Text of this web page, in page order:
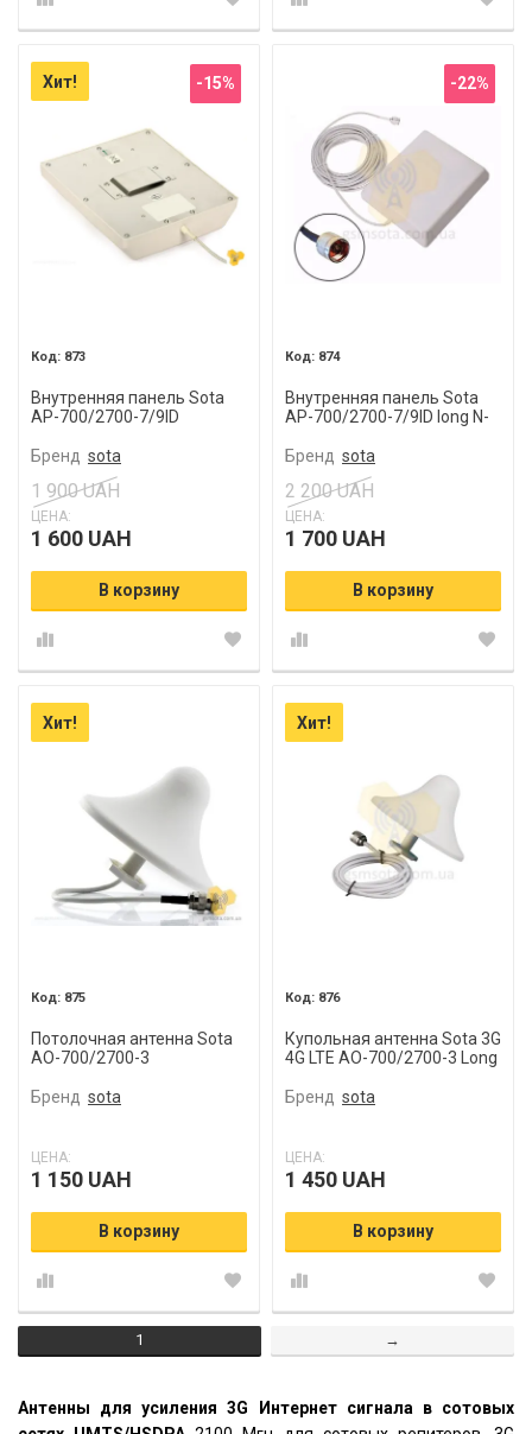
Хит! -15%
873
Внутренняя панель Sota
AP-700/2700-7/9ID
Бренд sota
1 900 UAH
ЦЕНА:
1 600 UAH
В корзину
-22%
874
Внутренняя панель Sota
AP-700/2700-7/9ID long N-
Бренд sota
2 200 UAH
ЦЕНА:
1 700 UAH
В корзину
Хит!
875
Потолочная антенна Sota
AO-700/2700-3
Бренд sota
ЦЕНА:
1 150 UAH
В корзину
Хит!
876
Купольная антенна Sota 3G
4G LTE AO-700/2700-3 Long
Бренд sota
ЦЕНА:
1 450 UAH
В корзину
1 →
Антенны для усиления 3G Интернет сигнала в сотовых